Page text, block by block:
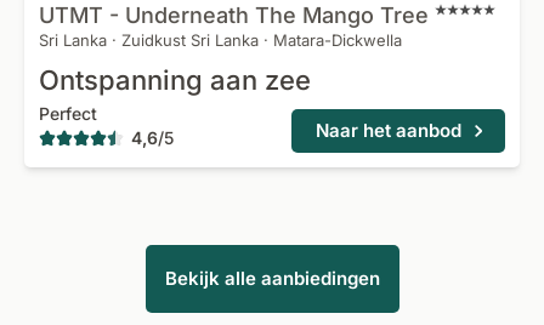
UTMT - Underneath The Mango Tree
Sri Lanka · Zuidkust Sri Lanka · Matara-Dickwella
Ontspanning aan zee
Perfect
4,6/5 Naar het aanbod
Bekijk alle aanbiedingen